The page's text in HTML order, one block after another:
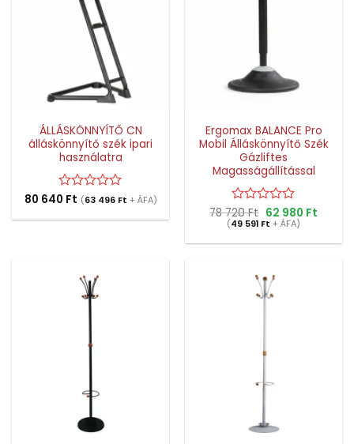
ÁLLÁSKÖNNYÍTŐ CN
álláskönnyítő szék ipari
használatra
Értékelés:
/
80 640 Ft (63 496 Ft + ÁFA)
Ergomax BALANCE Pro
Mobil Álláskönnyítő Szék
Gázliftes
Magasságállítással
Értékelés:
0
78 720Ft Original
price
78
62 980 Ft
62
(49 591 Ft + ÁFA)